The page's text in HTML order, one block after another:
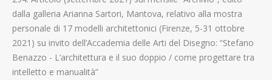
dalla galleria Arianna Sartori, Mantova, relativo alla mostra
personale di 17 modelli architettonici (Firenze, 5-31 ottobre
2021) su invito dell’Accademia delle Arti del Disegno: “Stefano
Benazzo - L’architettura e il suo doppio / come progettare tra
intelletto e manualità”